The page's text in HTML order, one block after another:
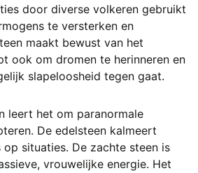
door diverse volkeren gebruikt
te versterken en
maakt bewust van het
ook om dromen te herinneren en
slapeloosheid tegen gaat.
leert het om paranormale
De edelsteen kalmeert
situaties. De zachte steen is
vrouwelijke energie. Het